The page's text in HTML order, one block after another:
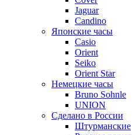
Jaguar
Candino
Японские часы
Casio
Orient
Seiko
Orient Star
Немецкие часы
Bruno Sohnle
UNION
Сделано в России
Штурманские